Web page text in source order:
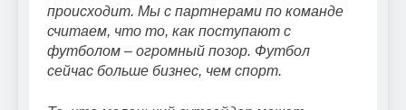
происходит. Мы с партнерами по команде
считаем, что то, как поступают с
футболом – огромный позор. Футбол
сейчас больше бизнес, чем спорт.